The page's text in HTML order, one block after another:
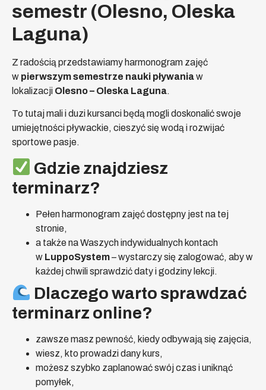
semestr (Olesno, Oleska
Laguna)
Z radością przedstawiamy harmonogram zajęć
w pierwszym semestrze nauki pływaniaw
lokalizacji Olesno – Oleska Laguna.
To tutaj mali i duzi kursanci będą mogli doskonalić swoje
umiejętności pływackie, cieszyć się wodą i rozwijać
sportowe pasje.
Gdzie znajdziesz
terminarz?
Pełen harmonogram zajęć dostępny jest na tej
stronie,
a także na Waszych indywidualnych kontach
w LuppoSystem– wystarczy się zalogować, aby w
każdej chwili sprawdzić daty i godziny lekcji.
Dlaczego warto sprawdzać
terminarz online?
zawsze masz pewność, kiedy odbywają się zajęcia,
wiesz, kto prowadzi dany kurs,
możesz szybko zaplanować swój czas i uniknąć
pomyłek,